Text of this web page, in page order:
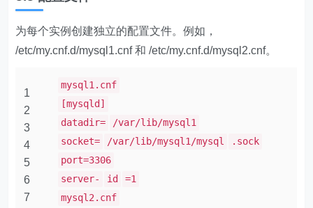
为每个实例创建独立的配置文件。例如，​​
/etc/my.cnf.d/mysql1.cnf​​ 和 ​​/etc/my.cnf.d/mysql2.cnf​​。
1
2
3
4
5
6
7
mysql1.cnf
[mysqld]
datadir=
/var/lib/mysql1
socket=
/var/lib/mysql1/mysql
.sock
port=3306
server-
id
=1
mysql2.cnf